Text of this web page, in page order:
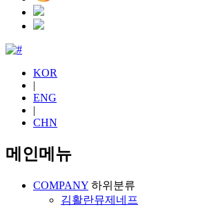
KOR
|
ENG
|
CHN
메인메뉴
COMPANY 하위분류
김활란뮤제네프